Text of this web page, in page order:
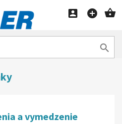

 

a vymedzenie